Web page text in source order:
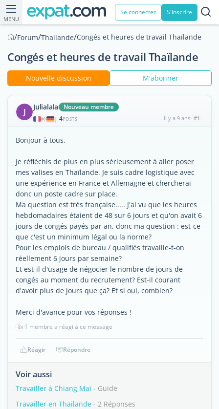
MENU
Se connecter S'inscrire
/Forum/Thailande/Congés et heures de travail Thaïlande
Congés et heures de travail Thaïlande
Nouvelle discussion M'abonner
J Julialala Nouveau membre
| 4POSTS il y a 9 ans #1
Bonjour à tous,
Je réfléchis de plus en plus sérieusement à aller poser
mes valises en Thaïlande. Je suis cadre logistique avec
une expérience en France et Allemagne et chercherai
donc un poste cadre sur place.
Ma question est très française..... J'ai vu que les heures
hebdomadaires étaient de 48 sur 6 jours et qu'on avait 6
jours de congés payés par an, donc ma question : est-ce
que c'est un minimum légal ou la norme?
Pour les emplois de bureau / qualifiés travaille-t-on
réellement 6 jours par semaine?
Et est-il d'usage de négocier le nombre de jours de
congés au moment du recrutement? Est-il courant
d'avoir plus de jours que ça? Et si oui, combien?
Merci d'avance pour vos réponses !
👍 1 membre a réagi à ce message
Réagir Répondre
Voir aussi
Travailler à Chiang Mai - Guide
Travailler en Thailande - 2 Réponses